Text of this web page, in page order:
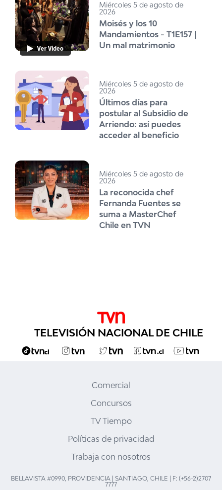
Ver Video
Miércoles 5 de agosto de
2026
Moisés y los 10
Mandamientos - T1E157 |
Un mal matrimonio
Miércoles 5 de agosto de
2026
Últimos días para
postular al Subsidio de
Arriendo: así puedes
acceder al beneficio
Miércoles 5 de agosto de
2026
La reconocida chef
Fernanda Fuentes se
suma a MasterChef
Chile en TVN
TELEVISIÓN NACIONAL DE CHILE
Comercial
Concursos
TV Tiempo
Políticas de privacidad
Trabaja con nosotros
BELLAVISTA #0990, PROVIDENCIA | SANTIAGO, CHILE | F: (+56-2)2707
7777